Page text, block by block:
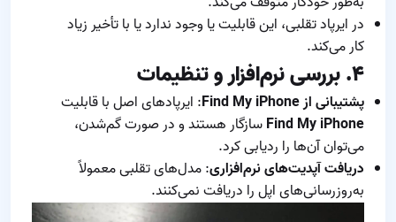
در ایرپاد تقلبی، این قابلیت یا وجود ندارد یا با تأخیر زیاد
کار می‌کند.
۴. بررسی نرم‌افزار و تنظیمات
پشتیبانی از Find My iPhone
: ایرپادهای اصل با قابلیت
Find My iPhoneسازگار هستند و در صورت گم‌شدن،
می‌توان آن‌ها را ردیابی کرد.
دریافت آپدیت‌های نرم‌افزاری: مدل‌های تقلبی معمولاً
به‌روزرسانی‌های اپل را دریافت نمی‌کنند.